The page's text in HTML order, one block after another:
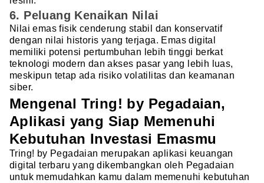
6. Peluang Kenaikan Nilai
Nilai emas fisik cenderung stabil dan konservatif
dengan nilai historis yang terjaga. Emas digital
memiliki potensi pertumbuhan lebih tinggi berkat
teknologi modern dan akses pasar yang lebih luas,
meskipun tetap ada risiko volatilitas dan keamanan
siber.
Mengenal Tring! by Pegadaian,
Aplikasi yang Siap Memenuhi
Kebutuhan Investasi Emasmu
Tring! by Pegadaian merupakan aplikasi keuangan
digital terbaru yang dikembangkan oleh Pegadaian
untuk memudahkan kamu dalam memenuhi kebutuhan